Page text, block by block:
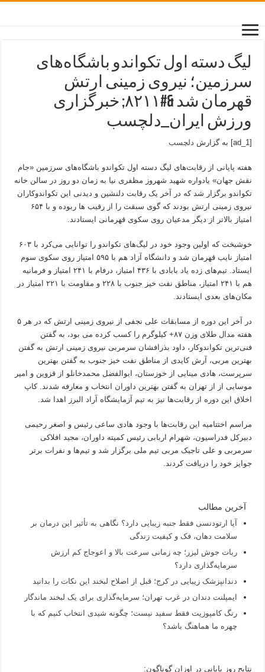
لیگ دسته اول تکواندو باشگاه‌های
سرزمین؛ نیروی زمینی ارتش
قهرمان شد &#۸۲۱۱; خبرگزاری
ورزش ایران_دلچسب
[ad_1] به گزارش دلچسب
هفته پایانی از رقابت‌های لیگ دسته اول تکواندو باشگاه‌های سرزمین «جام
نقش جهان» یادواره شهید شهروز مظفری نیا به زمان دو روز در سالن خانه
تکواندو برگزار شد که در آخر یک رقابت دلنشین و دیدنی این تکواندوکاران
نیروی زمینی ارتش بودند که گوی سبقت را از رقیب ها ربوده و با ۶۵۴
امتیاز بالاتر از دیگر مدعیان روی سکوی قهرمانی ایستادند.
خوشبخت که اولین وجود خود در لیگ‌های تکواندو را توانایی می‌کرد با ۶۰۳
امتیاز نایب قهرمان شد و دانشگاه آزاد هم با ۵۹۵ امتیاز روی سکوی سوم
ایستاد. تیم‌های زده یاد بابادی با ۴۳۶ امتیاز، درفام با ۲۴۱ امتیاز و فرمانیه
هم با ۲۴۱ امتیاز، مناطق نفت خیز جنوب با ۲۲۸ و مقاومت با ۲۲۱ امتیاز در
مکان‌های بعدی ایستادند.
در آخر این دوره از مسابقات علی نجفی از نیروی زمینی ارتش که در هر ۵
هفته مدال طلای وزن ۸۷+ کیلوگرم را کسب کرده می بود، به گفتن
فنی‌ترین تکواندوکار، داود بذرافشان سرمربی نیروی زمینی ارتش به گفتن
بهترین مربی، آرش کایدی از مناطق نفت خیز جنوب به گفتن بهترین
سرپرست، هادی مینایی از خوزستان، ابوالفضل محمدخانلو از قزوین و امیر
موسایی از از تهران به گفتن بهترین داوران انتخاب و معارفه شدند. کاپ
اخلاق این دوره از رقابت‌ها نیز به تیم آزمایشگاه آراد البرز اهدا شد.
مراسم اختتامیه این رقابت‌ها با وجود هادی ساعی رئیس و اصغر رحیمی
دبیرکل فدراسیون، شهرام اربابی رئیس کمیته داوران، مجید افلاکی
سرمربی و علی تاجیک مربی تیم ملی برگزار شد و تیم‌ها و نفرات برتر
جوایز خود را دریافت کردند.
آخرین مطالب
آیا ارتودنسی فقط جنبه زیبایی دارد؟ نگاهی به تأثیر این درمان بر
سلامت دهان، فک و کیفیت زندگی
ربات جوش لیزر؛ چه زمانی سرعت بالا و اعوجاج کم ارزش
سرمایه‌گذاری دارد؟
دندانپزشک زیبایی در کرج؛ قبل از اصلاح لبخند این نکات را بدانید
ایمپلنت دندان در غرب تهران؛ سرمایه‌گذاری برای یک لبخند ماندگار
رنگ کامپوزیت فقط سفید نیست؛ چگونه شیدی انتخاب کنیم که با
چهره ما هماهنگ باشد؟
نتایج روز پایانی در اوزان گوناگون: